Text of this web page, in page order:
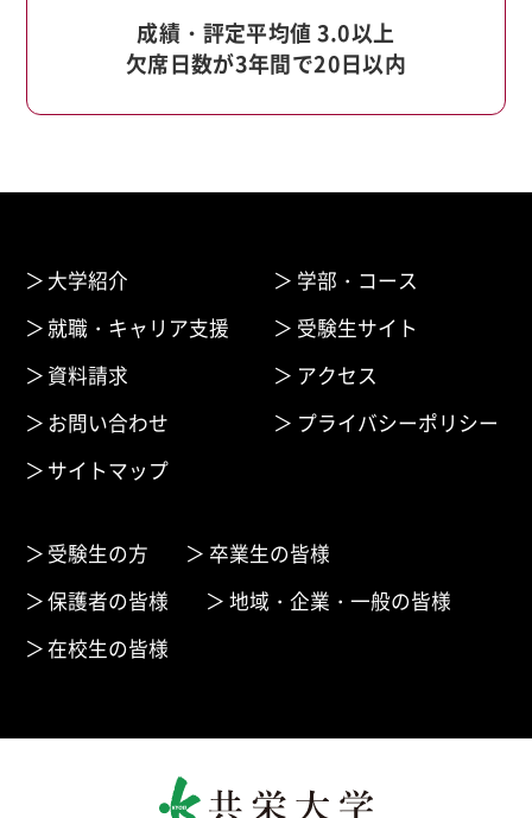
成績・評定平均値 3.0以上
欠席日数が3年間で20日以内
大学紹介
学部・コース
就職・キャリア支援
受験生サイト
資料請求
アクセス
お問い合わせ
プライバシーポリシー
サイトマップ
受験生の方
卒業生の皆様
保護者の皆様
地域・企業・一般の皆様
在校生の皆様